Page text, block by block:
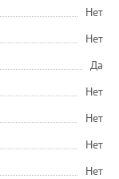
Нет
Нет
Да
Нет
Нет
Нет
Нет